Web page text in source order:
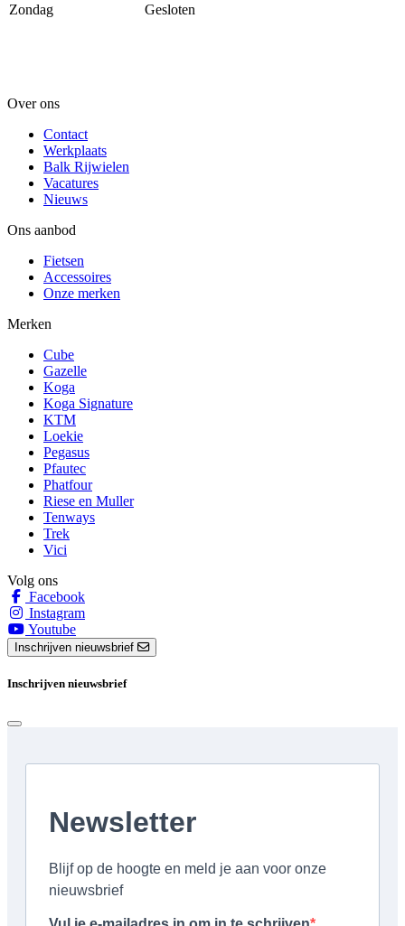
Zondag
Gesloten
Over ons
Contact
Werkplaats
Balk Rijwielen
Vacatures
Nieuws
Ons aanbod
Fietsen
Accessoires
Onze merken
Merken
Cube
Gazelle
Koga
Koga Signature
KTM
Loekie
Pegasus
Pfautec
Phatfour
Riese en Muller
Tenways
Trek
Vici
Volg ons
Facebook
Instagram
Youtube
Inschrijven nieuwsbrief
Inschrijven nieuwsbrief